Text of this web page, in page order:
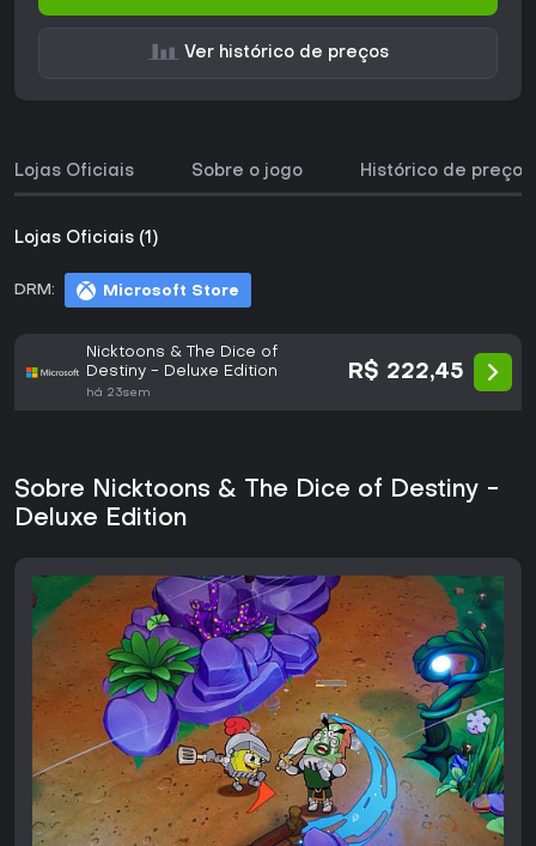
Ver histórico de preços
Lojas Oficiais Sobre o jogo Histórico de preços
Lojas Oficiais (1)
DRM: Microsoft Store
Nicktoons & The Dice of
Destiny - Deluxe Edition
há 23sem
R$ 222,45
Sobre Nicktoons & The Dice of Destiny -
Deluxe Edition